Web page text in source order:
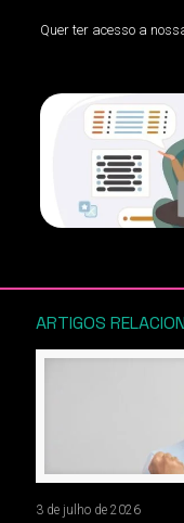
Quer ter acesso a
ARTIGOS
3 de julho de 2026